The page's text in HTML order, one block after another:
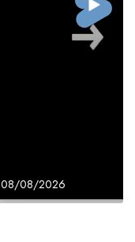
08/08/2026